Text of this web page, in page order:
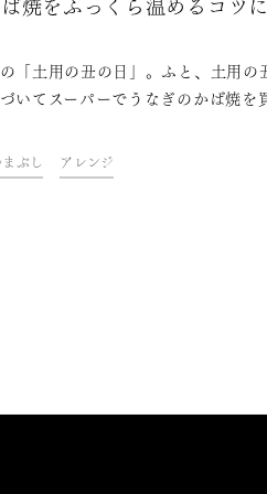
焼をふっくら温めるコツに
「土用の丑の日」。ふと、土用の
いてスーパーでうなぎのかば焼を
るよう、レンジで温める時のコツ
シピ、かば焼に合う日本酒をご紹
まぶし アレンジ